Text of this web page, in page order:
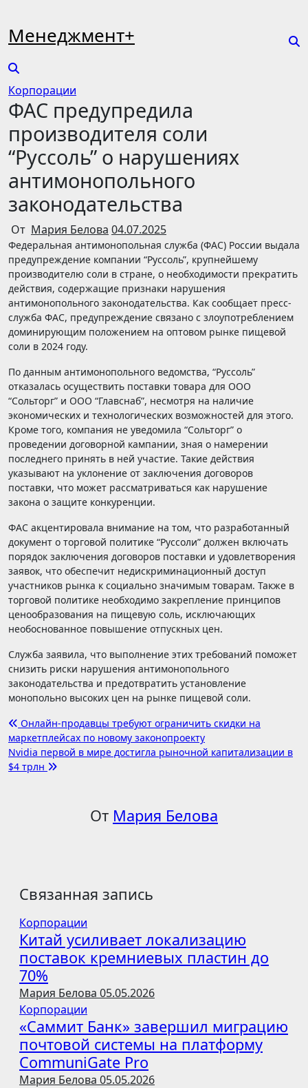
содержимому
Менеджмент+
Корпорации
ФАС предупредила
производителя соли
“Руссоль” о нарушениях
антимонопольного
законодательства
От Мария Белова 04.07.2025
Федеральная антимонопольная служба (ФАС) России выдала
предупреждение компании “Руссоль”, крупнейшему
производителю соли в стране, о необходимости прекратить
действия, содержащие признаки нарушения
антимонопольного законодательства. Как сообщает пресс-
служба ФАС, предупреждение связано с злоупотреблением
доминирующим положением на оптовом рынке пищевой
соли в 2024 году.
По данным антимонопольного ведомства, “Руссоль”
отказалась осуществить поставки товара для ООО
“Сольторг” и ООО “Главснаб”, несмотря на наличие
экономических и технологических возможностей для этого.
Кроме того, компания не уведомила “Сольторг” о
проведении договорной кампании, зная о намерении
последнего принять в ней участие. Такие действия
указывают на уклонение от заключения договоров
поставки, что может рассматриваться как нарушение
закона о защите конкуренции.
ФАС акцентировала внимание на том, что разработанный
документ о торговой политике “Руссоли” должен включать
порядок заключения договоров поставки и удовлетворения
заявок, что обеспечит недискриминационный доступ
участников рынка к социально значимым товарам. Также в
торговой политике необходимо закрепление принципов
ценообразования на пищевую соль, исключающих
необоснованное повышение отпускных цен.
Служба заявила, что выполнение этих требований поможет
снизить риски нарушения антимонопольного
законодательства и предотвратить установление
монопольно высоких цен на рынке пищевой соли.
Навигация
по
записям
Онлайн-продавцы требуют ограничить скидки на
маркетплейсах по новому законопроекту
Nvidia первой в мире достигла рыночной капитализации в
$4 трлн
От Мария Белова
Связанная запись
Корпорации
Китай усиливает локализацию
поставок кремниевых пластин до
70%
Мария Белова 05.05.2026
Корпорации
«Саммит Банк» завершил миграцию
почтовой системы на платформу
CommuniGate Pro
Мария Белова 05.05.2026